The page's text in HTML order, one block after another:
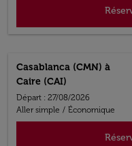
Casablanca (CMN) à
Caire (CAI)
Départ : 27/08/2026
Aller simple / Économique